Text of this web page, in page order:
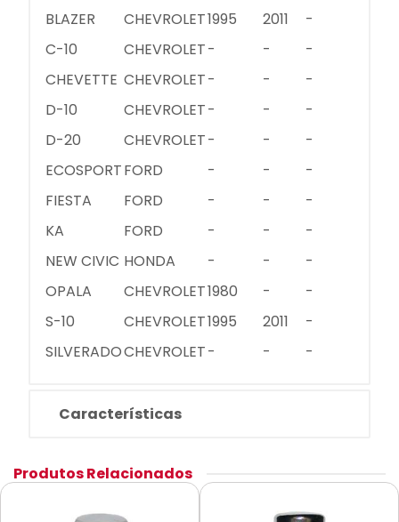
BLAZER
CHEVROLET1995 2011
-
C-10
CHEVROLET- -
-
CHEVETTE CHEVROLET- -
-
D-10
CHEVROLET- -
-
D-20
CHEVROLET- -
-
ECOSPORTFORD - -
-
FIESTA
FORD - -
-
KA
FORD - -
-
NEW CIVIC HONDA - -
-
OPALA
CHEVROLET1980 -
-
S-10
CHEVROLET1995 2011
-
SILVERADOCHEVROLET- - -
Características
Produtos Relacionados